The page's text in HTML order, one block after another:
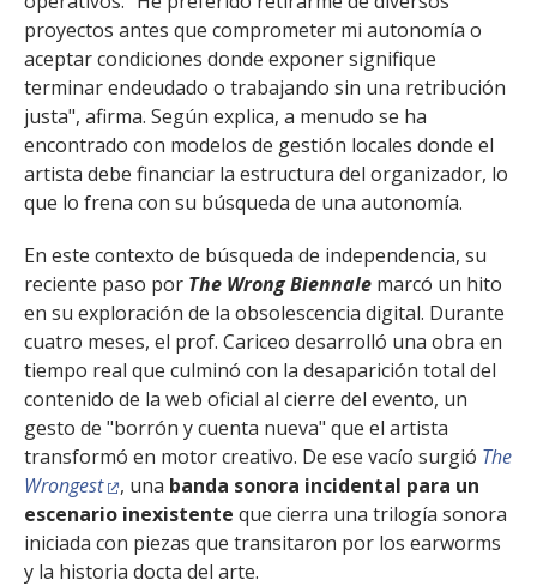
proyectos antes que comprometer mi autonomía o
aceptar condiciones donde exponer signifique
terminar endeudado o trabajando sin una retribución
justa", afirma. Según explica, a menudo se ha
encontrado con modelos de gestión locales donde el
artista debe financiar la estructura del organizador, lo
que lo frena con su búsqueda de una autonomía.
En este contexto de búsqueda de independencia, su
reciente paso por The Wrong Biennale marcó un hito
en su exploración de la obsolescencia digital. Durante
cuatro meses, el prof. Cariceo desarrolló una obra en
tiempo real que culminó con la desaparición total del
contenido de la web oficial al cierre del evento, un
gesto de "borrón y cuenta nueva" que el artista
transformó en motor creativo. De ese vacío surgió The
Wrongest
, una banda sonora incidental para un
escenario inexistente que cierra una trilogía sonora
iniciada con piezas que transitaron por los earworms
y la historia docta del arte.